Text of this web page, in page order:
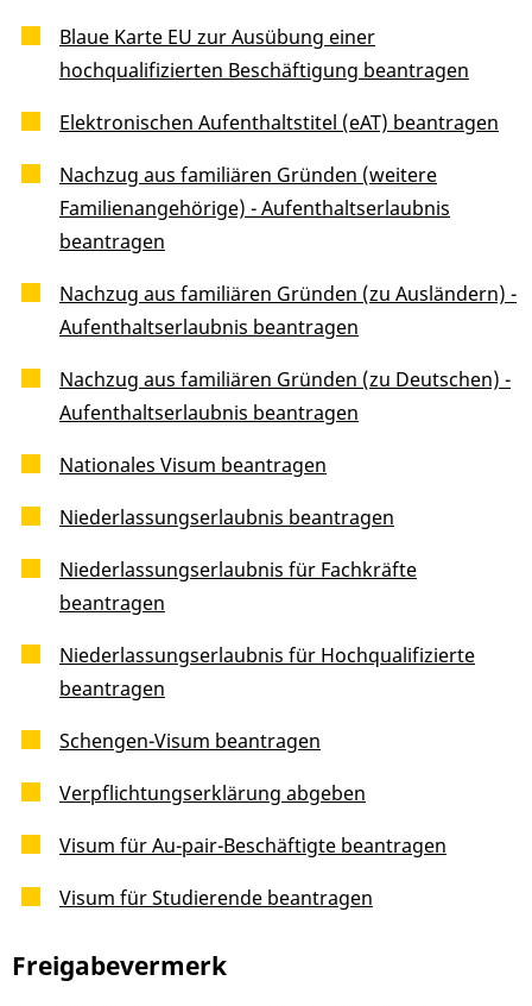
Blaue Karte EU zur Ausübung einer
hochqualifizierten Beschäftigung beantragen
Elektronischen Aufenthaltstitel (eAT) beantragen
Nachzug aus familiären Gründen (weitere
Familienangehörige) - Aufenthaltserlaubnis
beantragen
Nachzug aus familiären Gründen (zu Ausländern) -
Aufenthaltserlaubnis beantragen
Nachzug aus familiären Gründen (zu Deutschen) -
Aufenthaltserlaubnis beantragen
Nationales Visum beantragen
Niederlassungserlaubnis beantragen
Niederlassungserlaubnis für Fachkräfte
beantragen
Niederlassungserlaubnis für Hochqualifizierte
beantragen
Schengen-Visum beantragen
Verpflichtungserklärung abgeben
Visum für Au-pair-Beschäftigte beantragen
Visum für Studierende beantragen
Freigabevermerk